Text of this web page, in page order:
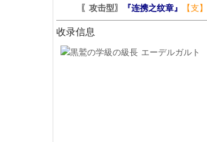
〖攻击型〗
『连携之纹章』 【支】
收录信息